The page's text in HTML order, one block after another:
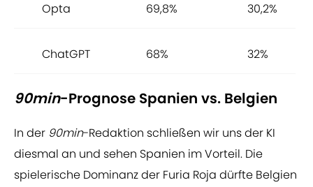
Opta 69,8% 30,2%
ChatGPT 68% 32%
90min-Prognose Spanien vs. Belgien
In der 90min-Redaktion schließen wir uns der KI
diesmal an und sehen Spanien im Vorteil. Die
spielerische Dominanz der Furia Roja dürfte Belgien